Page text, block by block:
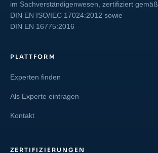
im Sachverständigenwesen, zertifiziert gemäß
DIN EN ISO/IEC 17024:2012 sowie
DIN EN 16775:2016
PLATTFORM
Experten finden
Als Experte eintragen
Kontakt
ZERTIFIZIERUNGEN